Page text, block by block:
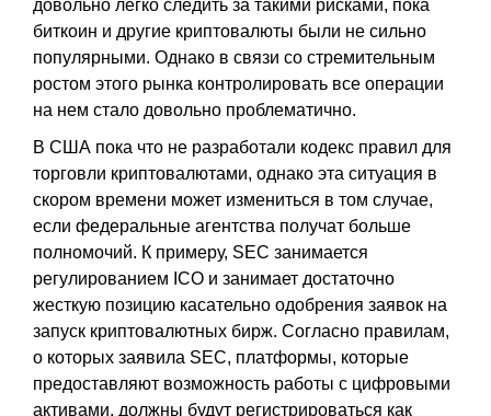
довольно легко следить за такими рисками, пока
биткоин и другие криптовалюты были не сильно
популярными. Однако в связи со стремительным
ростом этого рынка контролировать все операции
на нем стало довольно проблематично.
В США пока что не разработали кодекс правил для
торговли криптовалютами, однако эта ситуация в
скором времени может измениться в том случае,
если федеральные агентства получат больше
полномочий. К примеру, SEC занимается
регулированием ICO и занимает достаточно
жесткую позицию касательно одобрения заявок на
запуск криптовалютных бирж. Согласно правилам,
о которых заявила SEC, платформы, которые
предоставляют возможность работы с цифровыми
активами, должны будут регистрироваться как